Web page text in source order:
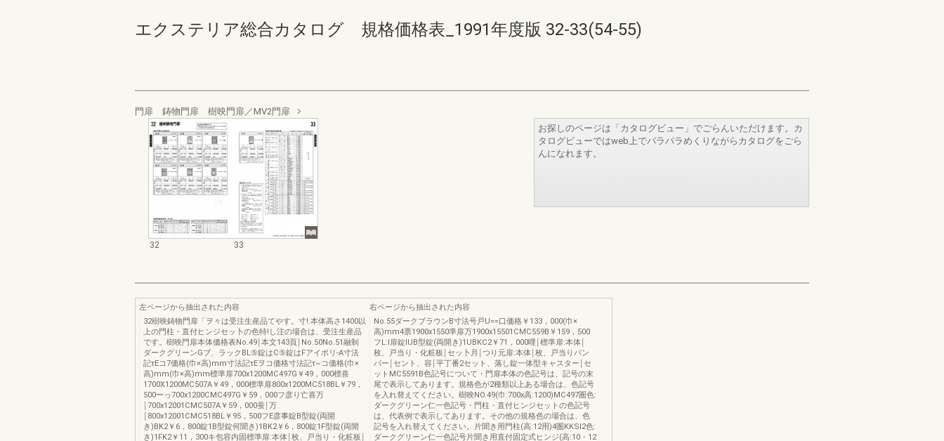
エクステリア総合カタログ 規格価格表_1991年度版 32-33(54-55)
門扉 鋳物門扉 樹映門扉／MV2門扉
32 33
お探しのページは「カタログビュー」でごらんいただけます。カ
タログビューではweb上でパラパラめくりながらカタログをごら
んになれます。
左ページから抽出された内容
32樹映鋳物門扉「ヲ々は受注生産品てやす。寸!.本体高さ1400以
上の門柱・直付ヒンジセッ卜の色特!し注の場合は、受注生産品
です。樹映門扉本体価格表No.49￨本文143頁￨No.50No.51融制
ダークグリーンGブ、ラックBL⑤錠はC⑤錠はFアイボリ-A寸法
記τEコ7価格(巾×高)mm寸法記τEヲコ価格寸法記τ~コ価格(巾×
高)mm(巾×高)mm標準扉700x1200MC497G￥49，000標喜
1700X1200MC507A￥49，000標準扉800x1200MC518BL￥79，
500ーっ700x1200CMC497G￥59，000フ彦り亡喜万
￨700x12001CMC507A￥59，000蚕￨万
￨800x12001CMC518BL￥95，500フE彦事錠B型錠(両開
き)BK2￥6，800錠1B型錠何聞き)1BK2￥6，800錠1F型錠(両開
き)1FK2￥11，300キ包容内固標準扉:本体￨枚、戸当り・化粧板￨
右ページから抽出された内容
No.55ダークブラウンB寸法号戸U==口価格￥133，000(巾×
高)mm4票1900x1550準扉万1900x15501CMC559B￥159，500
フL:I扉錠IUB型錠(両開き)1UBKC2￥71，000哩￨標準扉:本体￨
枚、戸当り・化粧板￨セッ卜月￨つり元扉:本体￨枚、戸当りバン
パー￨セント、容￨平丁番2セット、落し錠一体型キャスター￨セ
ットMC5591B色記号について・門扉本体の色記号は、記号の末
尾で表示してあります。規格色が2種類以上ある場合は、色記号
を入れ替えてください。樹映NO.49(巾:700x高:1200)MC497圏色:
ダークグリーン仁一色記号・門柱・直付ヒンジセットの色記号
は、代表例で表示してあります。その他の規格色の場合は、色
記号を入れ替えてください。片聞き用門柱(高:12用)4圏KKSI2色:
ダークグリーン仁一色記号片聞き用直付固定式ヒンジ(高:10・12